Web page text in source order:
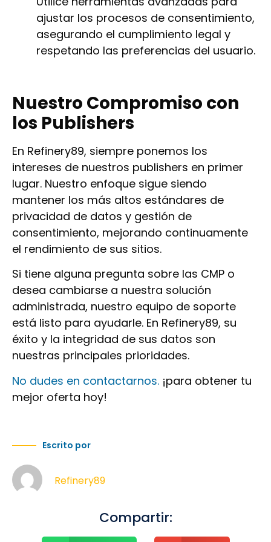
ajustar los procesos de consentimiento,
asegurando el cumplimiento legal y
respetando las preferencias del usuario.
Nuestro Compromiso con
los Publishers
En Refinery89, siempre ponemos los
intereses de nuestros publishers en primer
lugar. Nuestro enfoque sigue siendo
mantener los más altos estándares de
privacidad de datos y gestión de
consentimiento, mejorando continuamente
el rendimiento de sus sitios.
Si tiene alguna pregunta sobre las CMP o
desea cambiarse a nuestra solución
administrada, nuestro equipo de soporte
está listo para ayudarle. En Refinery89, su
éxito y la integridad de sus datos son
nuestras principales prioridades.
No dudes en contactarnos. ¡para obtener tu
mejor oferta hoy!
Escrito por
Refinery89
Compartir: